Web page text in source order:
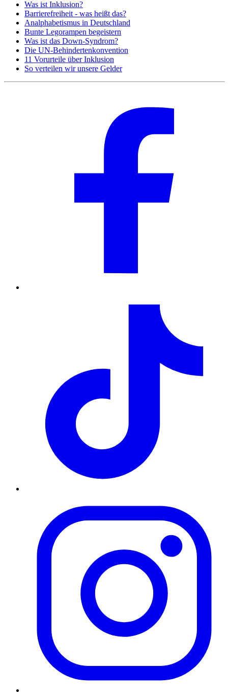
Was ist Inklusion?
Barrierefreiheit - was heißt das?
Analphabetismus in Deutschland
Bunte Legorampen begeistern
Was ist das Down-Syndrom?
Die UN-Behindertenkonvention
11 Vorurteile über Inklusion
So verteilen wir unsere Gelder